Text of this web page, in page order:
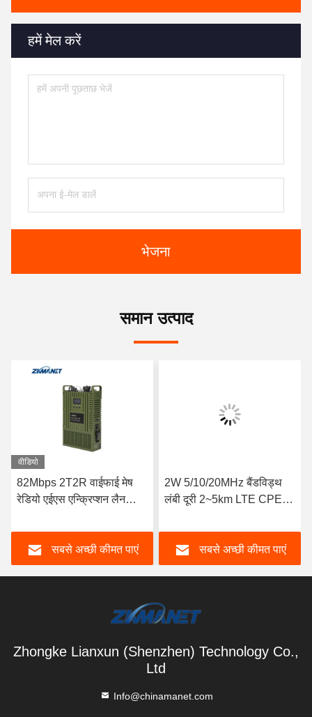
हमें मेल करें
भेजना
समान उत्पाद
वीडियो
82Mbps 2T2R वाईफाई मेष
रेडियो एईएस एन्क्रिप्शन लैन
ट्रांसमीटर
सबसे अच्छी कीमत पाएं
2W 5/10/20MHz बैंडविड्थ
लंबी दूरी 2~5km LTE CPE
सबसे अच्छी कीमत पाएं
Zhongke Lianxun (Shenzhen) Technology Co.,
Ltd
Info@chinamanet.com